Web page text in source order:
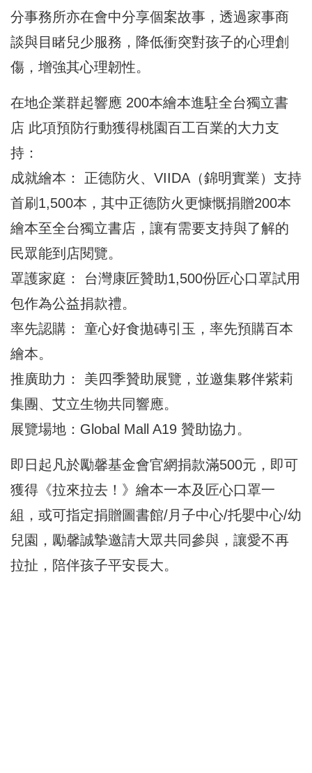
分事務所亦在會中分享個案故事，透過家事商
談與目睹兒少服務，降低衝突對孩子的心理創
傷，增強其心理韌性。
在地企業群起響應 200本繪本進駐全台獨立書
店 此項預防行動獲得桃園百工百業的大力支
持：
成就繪本： 正德防火、VIIDA（錦明實業）支持
首刷1,500本，其中正德防火更慷慨捐贈200本
繪本至全台獨立書店，讓有需要支持與了解的
民眾能到店閱覽。
罩護家庭： 台灣康匠贊助1,500份匠心口罩試用
包作為公益捐款禮。
率先認購： 童心好食拋磚引玉，率先預購百本
繪本。
推廣助力： 美四季贊助展覽，並邀集夥伴紫莉
集團、艾立生物共同響應。
展覽場地：Global Mall A19 贊助協力。
即日起凡於勵馨基金會官網捐款滿500元，即可
獲得《拉來拉去！》繪本一本及匠心口罩一
組，或可指定捐贈圖書館/月子中心/托嬰中心/幼
兒園，勵馨誠摯邀請大眾共同參與，讓愛不再
拉扯，陪伴孩子平安長大。